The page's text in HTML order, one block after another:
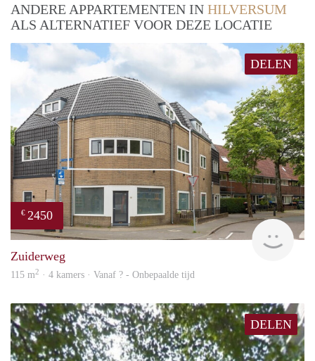
ANDERE APPARTEMENTEN IN HILVERSUM
ALS ALTERNATIEF VOOR DEZE LOCATIE
DELEN
€ 2450
Zuiderweg
115 m2 · 4 kamers · Vanaf ? - Onbepaalde tijd
DELEN